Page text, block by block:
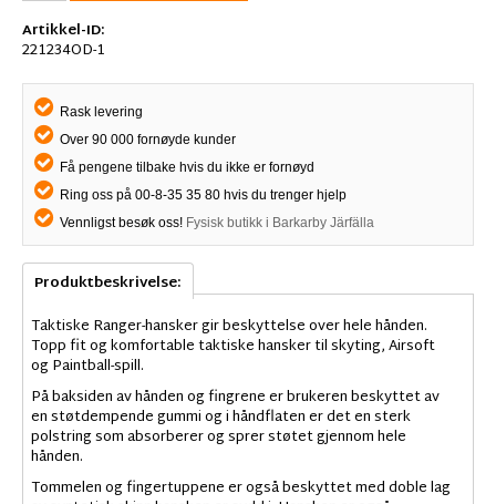
Artikkel-ID:
221234OD-1
Rask levering
Over 90 000 fornøyde kunder
Få pengene tilbake hvis du ikke er fornøyd
Ring oss på 00-8-35 35 80 hvis du trenger hjelp
Vennligst besøk oss! Fysisk butikk i Barkarby Järfälla
Produktbeskrivelse:
Taktiske Ranger-hansker gir beskyttelse over hele hånden.
Topp fit og komfortable taktiske hansker til skyting, Airsoft
og Paintball-spill.
På baksiden av hånden og fingrene er brukeren beskyttet av
en støtdempende gummi og i håndflaten er det en sterk
polstring som absorberer og sprer støtet gjennom hele
hånden.
Tommelen og fingertuppene er også beskyttet med doble lag